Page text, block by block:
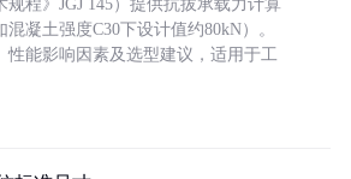
程》JGJ 145）提供抗拔承载力计算
凝土强度C30下设计值约80kN）。
性能影响因素及选型建议，适用于工